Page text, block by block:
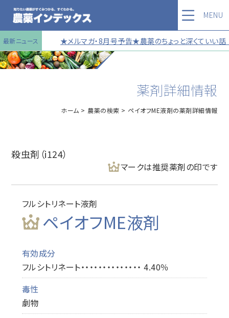
最新ニュース ★メルマガ・8月号予告★農薬のちょっと深くてい
MENU
薬剤詳細情報
ホーム 農薬の検索 ペイオフME液剤の薬剤詳細情報
殺虫剤（i124）
マークは推奨薬剤の印です
フルシトリネート液剤
ペイオフME液剤
有効成分
フルシトリネート・・・・・・・・・・・・・・ 4.40％
毒性
劇物